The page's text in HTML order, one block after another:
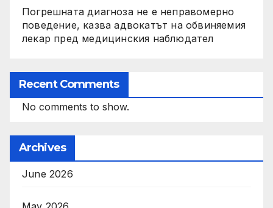
Погрешната диагноза не е неправомерно
поведение, казва адвокатът на обвиняемия
лекар пред медицинския наблюдател
Recent Comments
No comments to show.
Archives
June 2026